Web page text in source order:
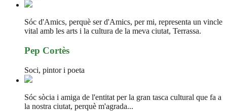
Sóc d'Amics, perquè ser d'Amics, per mi, representa un vincle
vital amb les arts i la cultura de la meva ciutat, Terrassa.
Pep Cortès
Soci, pintor i poeta
Sóc sòcia i amiga de l'entitat per la gran tasca cultural que fa a
la nostra ciutat, perquè m'agrada...